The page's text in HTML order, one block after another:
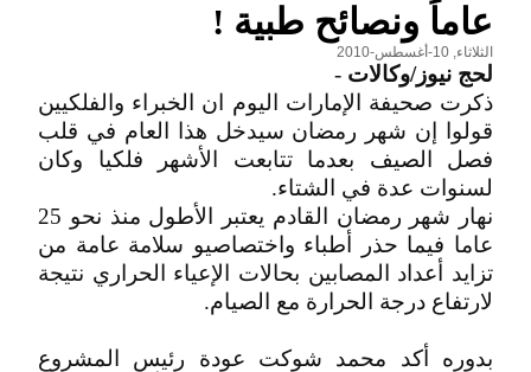
عاماً ونصائح طبية !
الثلاثاء, 10-أغسطس-2010
لحج نيوز/وكالات -
ذكرت صحيفة الإمارات اليوم ان الخبراء والفلكيين
قولوا إن شهر رمضان سيدخل هذا العام في قلب
فصل الصيف بعدما تتابعت الأشهر فلكيا وكان
لسنوات عدة في الشتاء.
نهار شهر رمضان القادم يعتبر الأطول منذ نحو 25
عاما فيما حذر أطباء واختصاصيو سلامة عامة من
تزايد أعداد المصابين بحالات الإعياء الحراري نتيجة
لارتفاع درجة الحرارة مع الصيام.
بدوره أكد محمد شوكت عودة رئيس المشروع